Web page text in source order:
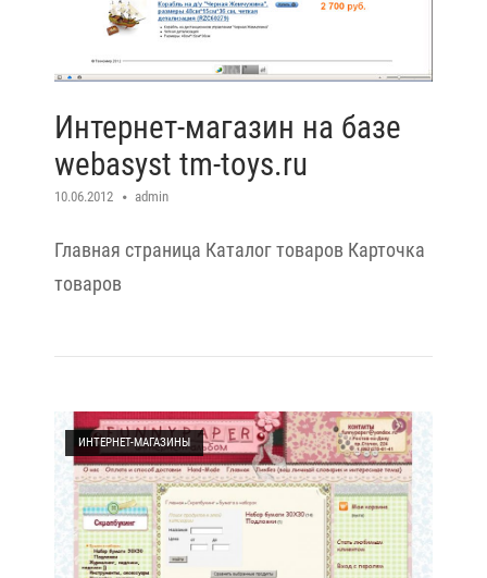
Интернет-магазин на базе
webasyst tm-toys.ru
10.06.2012 admin
Главная страница Каталог товаров Карточка
товаров
ИНТЕРНЕТ-МАГАЗИНЫ
Open post